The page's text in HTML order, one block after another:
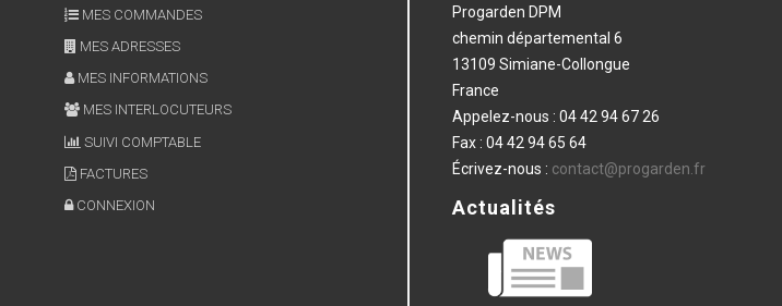
MES COMMANDES
MES ADRESSES
MES INFORMATIONS
MES INTERLOCUTEURS
SUIVI COMPTABLE
FACTURES
CONNEXION
Progarden DPM
chemin départemental 6
13109 Simiane-Collongue
France
Appelez-nous : 04 42 94 67 26
Fax : 04 42 94 65 64
Écrivez-nous : contact@progarden.fr
Actualités